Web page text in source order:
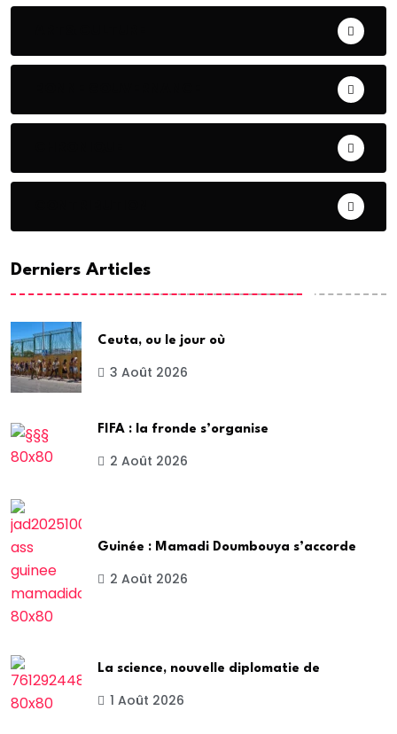
Derniers Articles
Ceuta, ou le jour où
3 Août 2026
FIFA : la fronde s’organise
2 Août 2026
Guinée : Mamadi Doumbouya s’accorde
2 Août 2026
La science, nouvelle diplomatie de
1 Août 2026